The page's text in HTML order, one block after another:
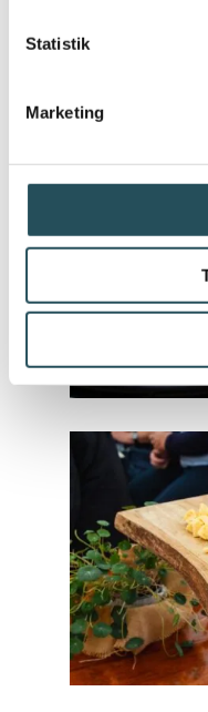
Statistik
Marketing